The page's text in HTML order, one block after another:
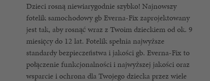
Dzieci rosną niewiarygodnie szybko! Najnowszy
fotelik samochodowy gb Everna-Fix zaprojektowany
jest tak, aby rosnąć wraz z Twoim dzieckiem od ok. 9
miesięcy do 12 lat. Fotelik spełnia najwyższe
standardy bezpieczeństwa i jakości gb. Everna-Fix to
połączenie funkcjonalności i najwyższej jakości oraz
wsparcie i ochrona dla Twojego dziecka przez wiele